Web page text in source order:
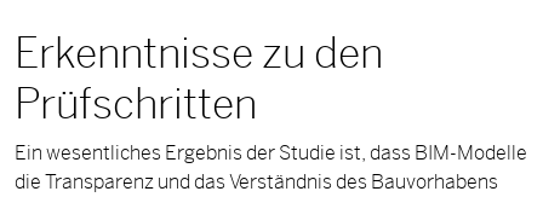
Erkenntnisse zu den
Prüfschritten
Ein wesentliches Ergebnis der Studie ist, dass BIM-Modelle
die Transparenz und das Verständnis des Bauvorhabens